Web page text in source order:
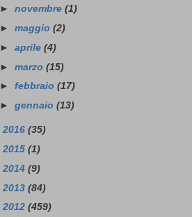
►novembre(1)
►maggio(2)
►aprile(4)
►marzo(15)
►febbraio(17)
►gennaio(13)
2016 (35)
2015 (1)
2014 (9)
2013 (84)
2012 (459)